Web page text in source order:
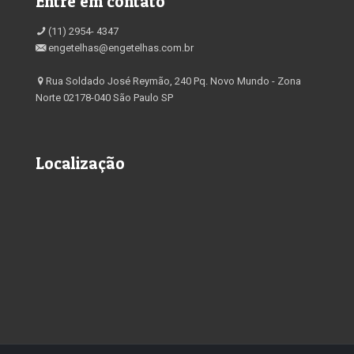
(11) 2954- 4347
engetelhas@engetelhas.com.br
Rua Soldado José Reymão, 240 Pq. Novo Mundo - Zona
Norte 02178-040 São Paulo SP
Localização